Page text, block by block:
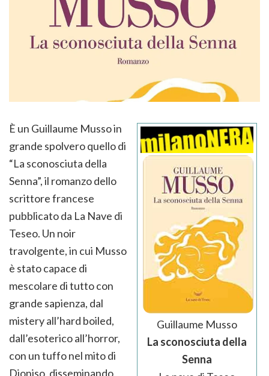
Guillaume Musso
La sconosciuta della
Senna
È un Guillaume Musso in
grande spolvero quello di
“La sconosciuta della
Senna”, il romanzo dello
scrittore francese
pubblicato da La Nave di
Teseo. Un noir
travolgente, in cui Musso
è stato capace di
mescolare di tutto con
grande sapienza, dal
mistery all’hard boiled,
dall’esoterico all’horror,
con un tuffo nel mito di
Dioniso, disseminando